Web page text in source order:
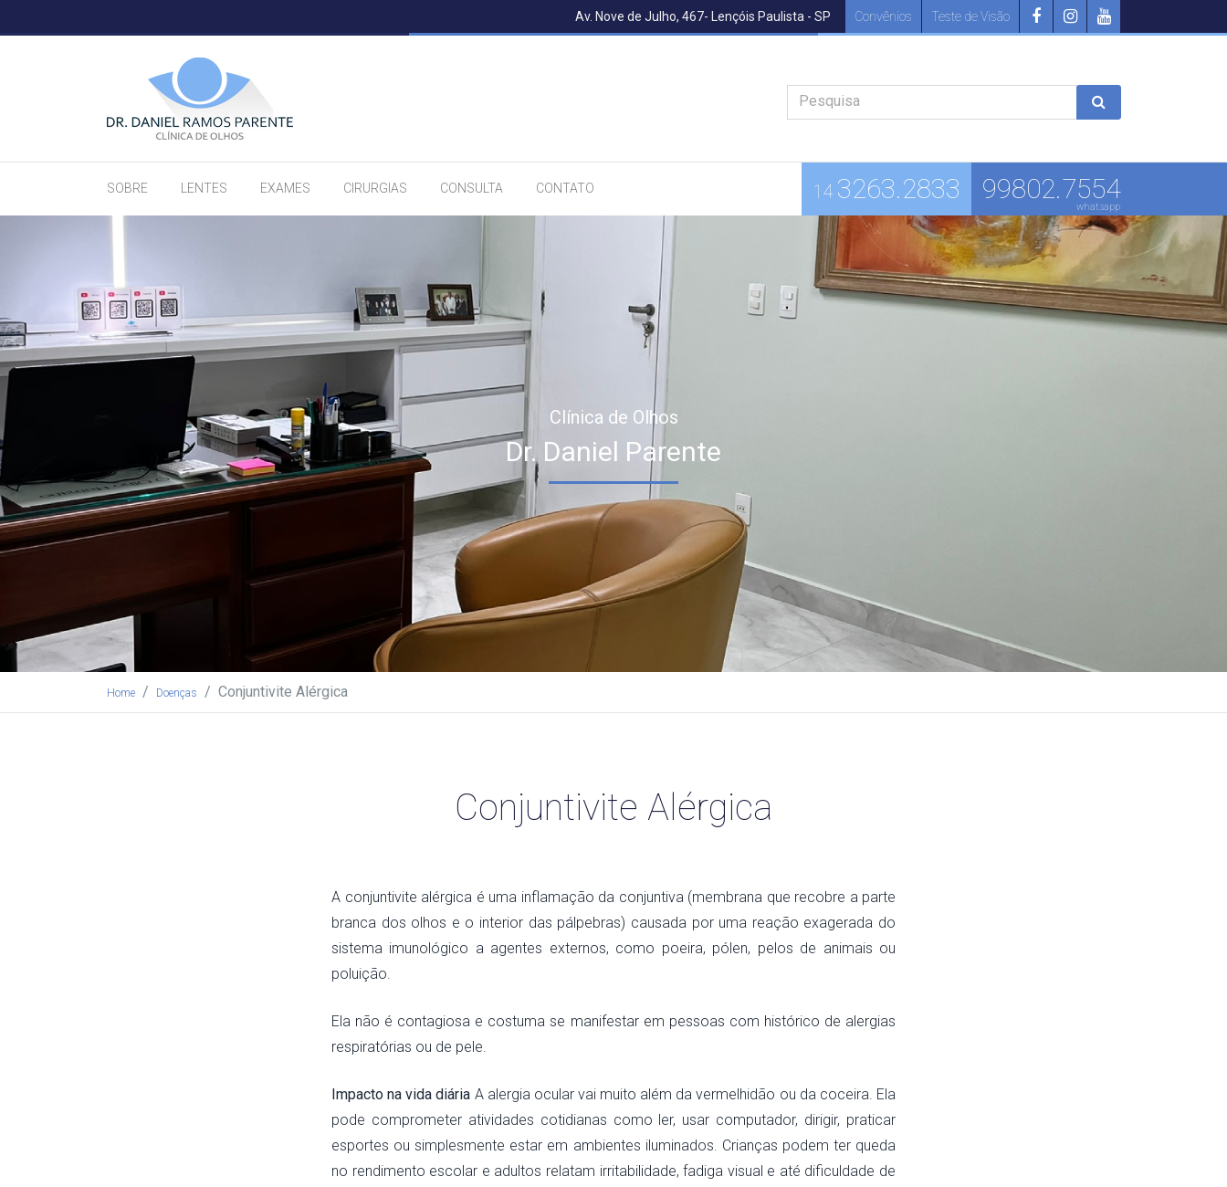
Av. Nove de Julho, 467- Lençóis Paulista - SP Convênios Teste de Visão
Pesquisa
SOBRE LENTES EXAMES CIRURGIAS CONSULTA CONTATO 14 3263.2833 99802.7554
whatsapp
Clínica de Olhos
Dr. Daniel Parente
Home Doenças Conjuntivite Alérgica
Conjuntivite Alérgica
A conjuntivite alérgica é uma inflamação da conjuntiva (membrana que recobre a parte
branca dos olhos e o interior das pálpebras) causada por uma reação exagerada do
sistema imunológico a agentes externos, como poeira, pólen, pelos de animais ou
poluição.
Ela não é contagiosa e costuma se manifestar em pessoas com histórico de alergias
respiratórias ou de pele.
Impacto na vida diária A alergia ocular vai muito além da vermelhidão ou da coceira. Ela
pode comprometer atividades cotidianas como ler, usar computador, dirigir, praticar
esportes ou simplesmente estar em ambientes iluminados. Crianças podem ter queda
no rendimento escolar e adultos relatam irritabilidade, fadiga visual e até dificuldade de